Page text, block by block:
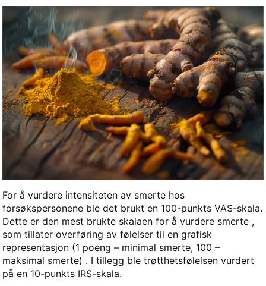
For å vurdere intensiteten av smerte hos
forsøkspersonene ble det brukt en 100-punkts VAS-skala.
Dette er den mest brukte skalaen for å vurdere smerte ,
som tillater overføring av følelser til en grafisk
representasjon (1 poeng – minimal smerte, 100 –
maksimal smerte) . I tillegg ble trøtthetsfølelsen vurdert
på en 10-punkts IRS-skala.